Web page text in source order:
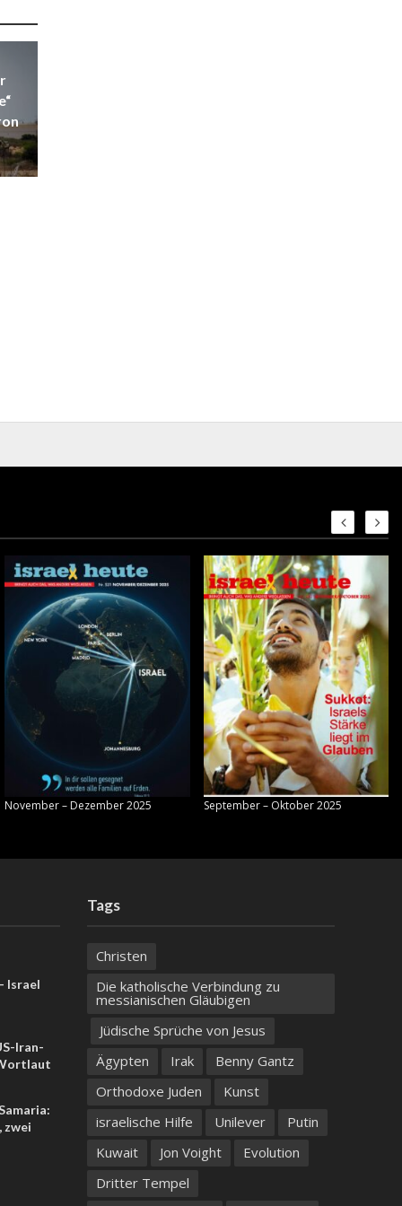
November – Dezember 2025 September – Oktober 2025
Israel
Iran-
zwei
Tags
Christen
Die katholische Verbindung zu
messianischen Gläubigen
Jüdische Sprüche von Jesus
Ägypten
Irak
Benny Gantz
Orthodoxe Juden
Kunst
israelische Hilfe
Unilever
Putin
Kuwait
Jon Voight
Evolution
Dritter Tempel